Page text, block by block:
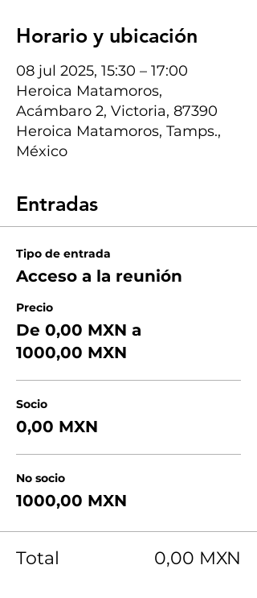
Horario y ubicación
08 jul 2025, 15:30 – 17:00
Heroica Matamoros,
Acámbaro 2, Victoria, 87390
Heroica Matamoros, Tamps.,
México
Entradas
Tipo de entrada
Acceso a la reunión
Precio
De 0,00 MXN a
1000,00 MXN
Socio
0,00 MXN
No socio
1000,00 MXN
Total 0,00 MXN